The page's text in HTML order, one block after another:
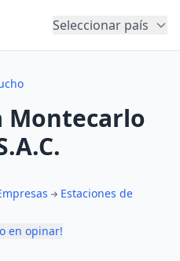
Seleccionar país
Montecarlo
Estaciones de
en opinar!